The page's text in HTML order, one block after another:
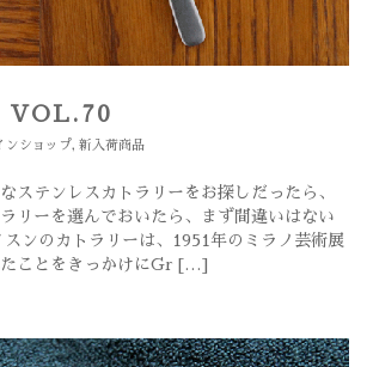
VOL.70
ンショップ, 新入荷商品
ステンレスカトラリーをお探しだったら、
リーを選んでおいたら、まず間違いはない
ンのカトラリーは、1951年のミラノ芸術展
たことをきっかけにGr […]